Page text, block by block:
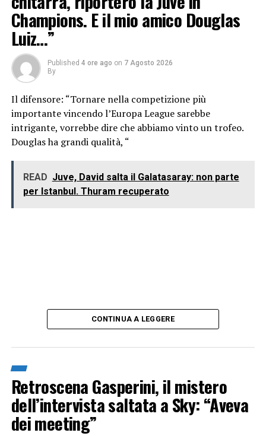
Champions. E il mio amico Douglas
Luiz…”
Published 4 ore ago on 7 Agosto 2026
By
Il difensore: “Tornare nella competizione più
importante vincendo l’Europa League sarebbe
intrigante, vorrebbe dire che abbiamo vinto un trofeo.
Douglas ha grandi qualità, “
READ Juve, David salta il Galatasaray: non parte
per Istanbul. Thuram recuperato
CONTINUA A LEGGERE
Retroscena Gasperini, il mistero
dell’intervista saltata a Sky: “Aveva
dei meeting”